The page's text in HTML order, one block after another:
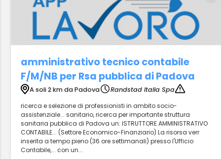
amministrativo tecnico contabile
F/M/NB per Rsa pubblica di Padova
A soli 2 km da Padova
Randstad Italia Spa
ricerca e selezione di professionisti in ambito socio-
assistenziale... sanitario, ricerca per importante struttura
sanitaria pubblica di Padova un: ISTRUTTORE AMMINISTRATIVO
CONTABILE... (Settore Economico-Finanziario) La risorsa verr
inserita a tempo pieno (36 ore settimanali) presso l'Ufficio
Contabile,... con un...